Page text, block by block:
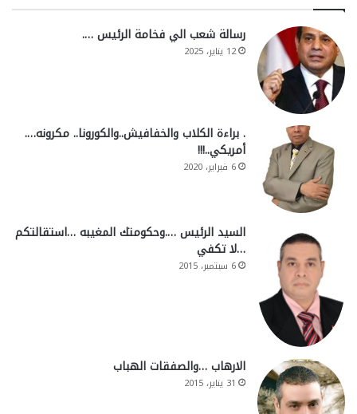
رسالة شعب الي فخامة الرئيس ….
12 يناير، 2025
. براءة الكلاب والخفافيش..والكورونا.. مكرونه….
أمريكي..!!!
6 فبراير، 2020
السيد الرئيس ….وحكومتك المغيبه …استقالتكم
…لا تكفي
6 سبتمبر، 2015
الارهاب …والصفقات الهباب
31 يناير، 2015